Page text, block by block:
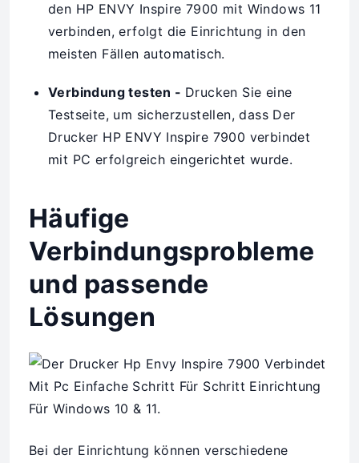
den HP ENVY Inspire 7900 mit Windows 11
verbinden, erfolgt die Einrichtung in den
meisten Fällen automatisch.
Verbindung testen - Drucken Sie eine
Testseite, um sicherzustellen, dass Der
Drucker HP ENVY Inspire 7900 verbindet
mit PC erfolgreich eingerichtet wurde.
Häufige
Verbindungsprobleme
und passende
Lösungen
Bei der Einrichtung können verschiedene